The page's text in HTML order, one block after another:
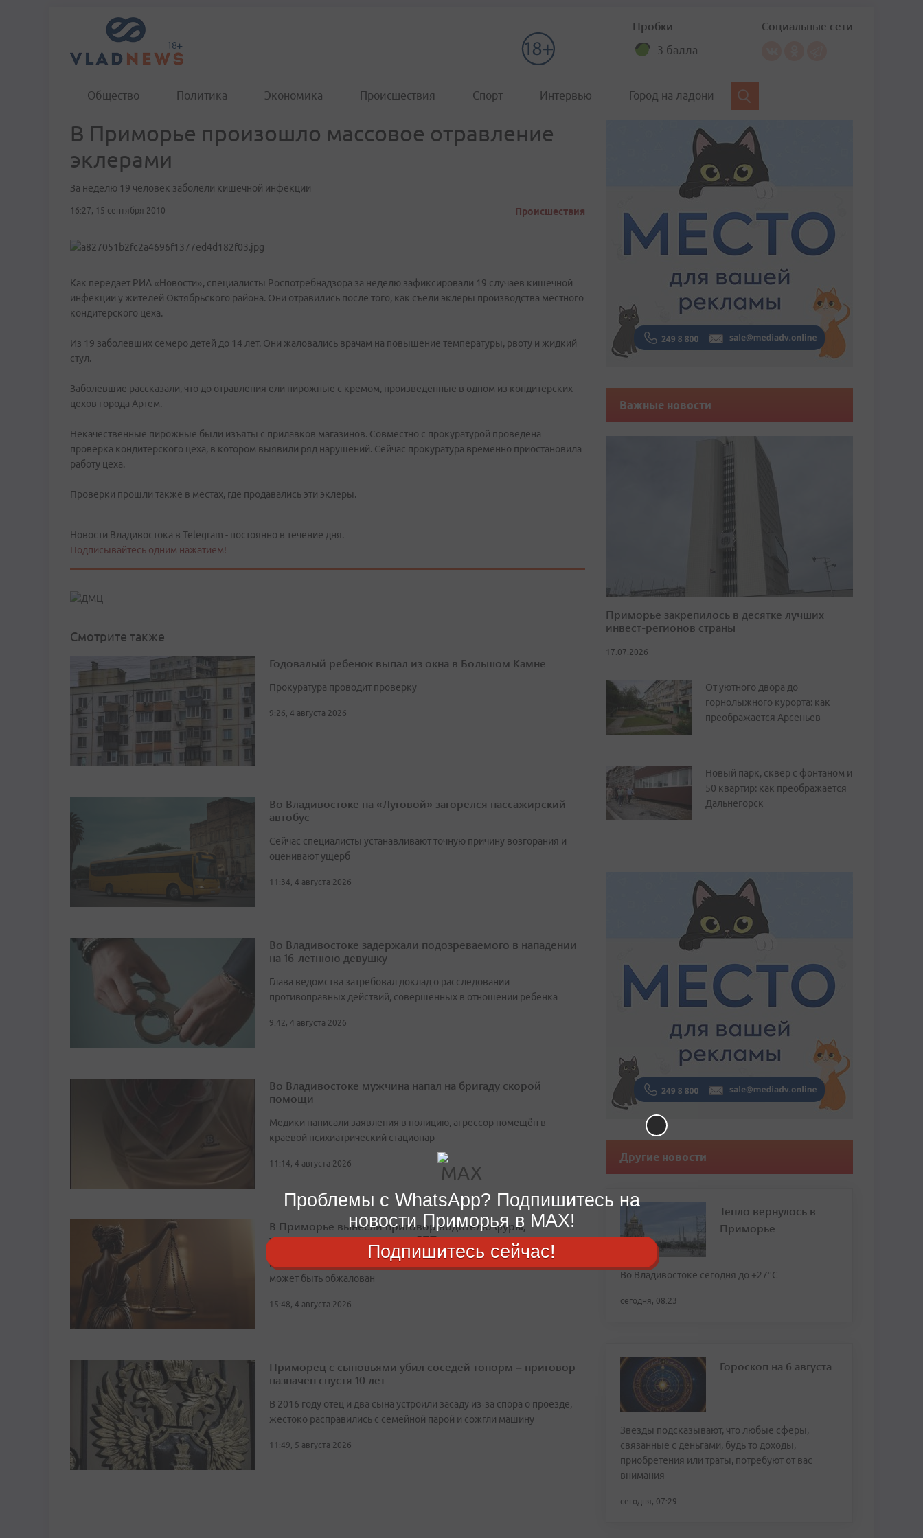
Пробки
3 балла
Социальные сети
Общество Политика Экономика Происшествия Спорт Интервью Город на ладони
В Приморье произошло массовое отравление
эклерами
За неделю 19 человек заболели кишечной инфекции
16:27, 15 сентября 2010 Происшествия
Как передает РИА «Новости», специалисты Роспотребнадзора за неделю зафиксировали 19 случаев кишечной
инфекции у жителей Октябрьского района. Они отравились после того, как съели эклеры производства местного
кондитерского цеха.
Из 19 заболевших семеро детей до 14 лет. Они жаловались врачам на повышение температуры, рвоту и жидкий
стул.
Заболевшие рассказали, что до отравления ели пирожные с кремом, произведенные в одном из кондитерских
цехов города Артем.
Некачественные пирожные были изъяты с прилавков магазинов. Совместно с прокуратурой проведена
проверка кондитерского цеха, в котором выявили ряд нарушений. Сейчас прокуратура временно приостановила
работу цеха.
Проверки прошли также в местах, где продавались эти эклеры.
Новости Владивостока в Telegram - постоянно в течение дня.
Подписывайтесь одним нажатием!
Смотрите также
Годовалый ребенок выпал из окна в Большом Камне
Прокуратура проводит проверку
9:26, 4 августа 2026
Во Владивостоке на «Луговой» загорелся пассажирский
автобус
Сейчас специалисты устанавливают точную причину возгорания и
оценивают ущерб
11:34, 4 августа 2026
Во Владивостоке задержали подозреваемого в нападении
на 16-летнюю девушку
Глава ведомства затребовал доклад о расследовании
противоправных действий, совершенных в отношении ребенка
9:42, 4 августа 2026
Во Владивостоке мужчина напал на бригаду скорой
помощи
Медики написали заявления в полицию, агрессор помещён в
краевой психиатрический стационар
11:14, 4 августа 2026
В Приморье вынесли приговор водителю фуры,
устроившему смертельное ДТП
На данный момент приговор еще не вступил в законную силу и
может быть обжалован
15:48, 4 августа 2026
Приморец с сыновьями убил соседей топорм – приговор
назначен спустя 10 лет
В 2016 году отец и два сына устроили засаду из‑за спора о проезде,
жестоко расправились с семейной парой и сожгли машину
11:49, 5 августа 2026
Важные новости
Приморье закрепилось в десятке лучших
инвест-регионов страны
17.07.2026
От уютного двора до
горнолыжного курорта: как
преображается Арсеньев
Новый парк, сквер с фонтаном и
50 квартир: как преображается
Дальнегорск
Другие новости
Тепло вернулось в
Приморье
Во Владивостоке сегодня до +27°С
сегодня, 08:23
Гороскоп на 6 августа
Звезды подсказывают, что любые сферы,
связанные с деньгами, будь то доходы,
приобретения или траты, потребуют от вас
внимания
сегодня, 07:29
Проблемы с WhatsApp? Подпишитесь на
новости Приморья в MAX!
Подпишитесь сейчас!